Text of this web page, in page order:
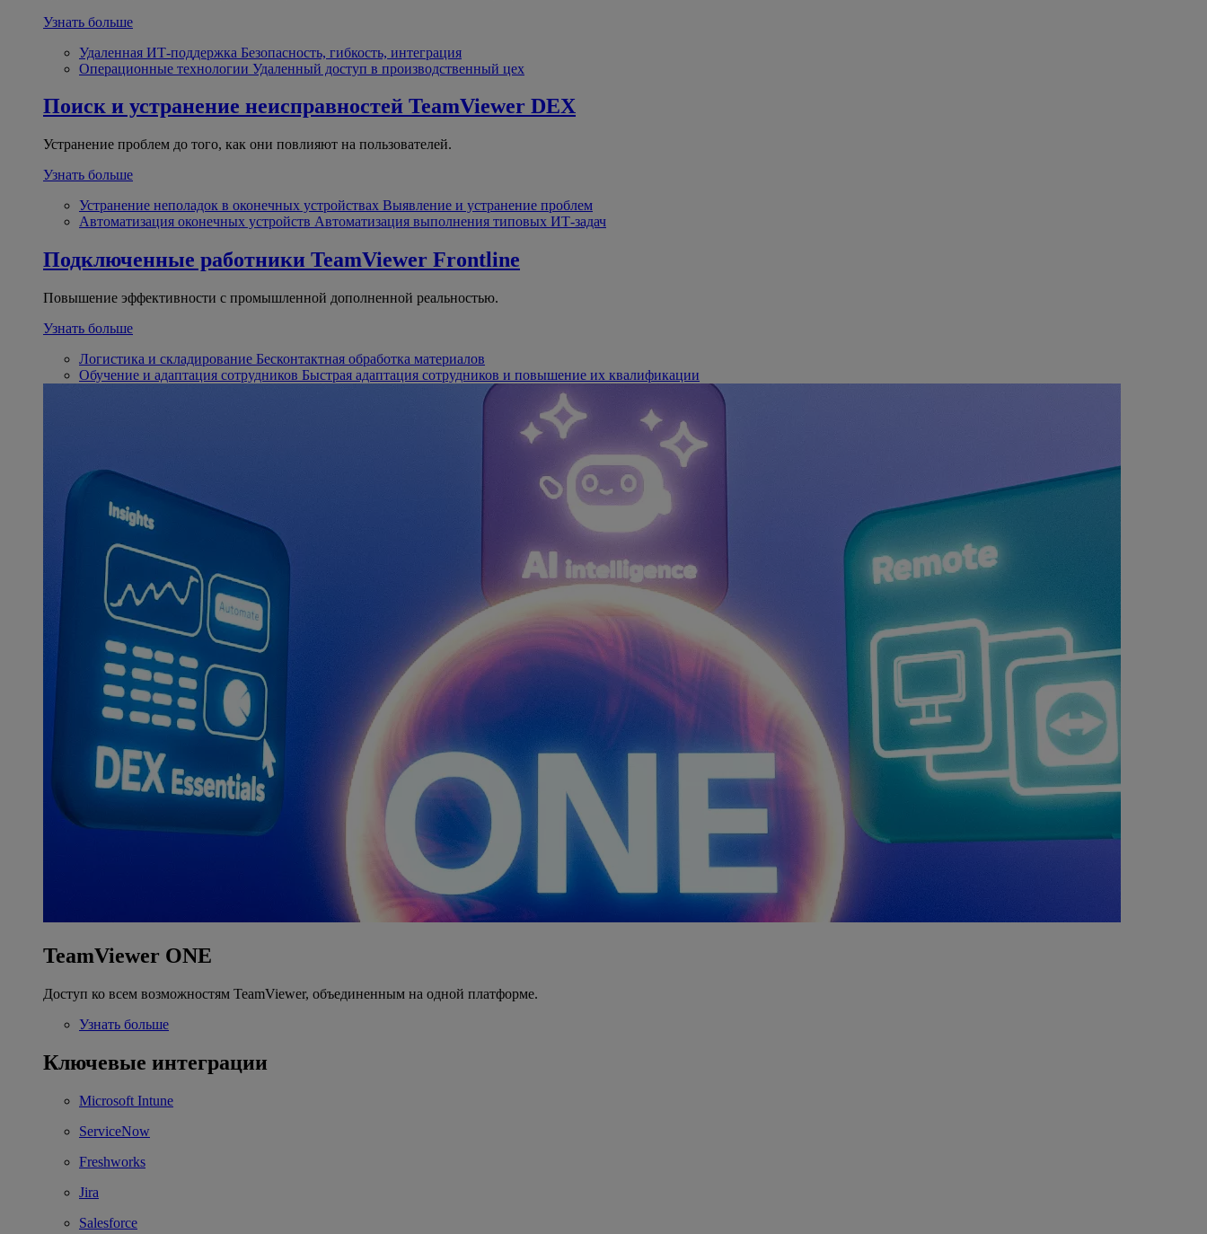
Узнать больше
Удаленная ИТ-поддержка Безопасность, гибкость, интеграция
Операционные технологии Удаленный доступ в производственный цех
Поиск и устранение неисправностей TeamViewer DEX
Устранение проблем до того, как они повлияют на пользователей.
Узнать больше
Устранение неполадок в оконечных устройствах Выявление и устранение проблем
Автоматизация оконечных устройств Автоматизация выполнения типовых ИТ-задач
Подключенные работники TeamViewer Frontline
Повышение эффективности с промышленной дополненной реальностью.
Узнать больше
Логистика и складирование Бесконтактная обработка материалов
Обучение и адаптация сотрудников Быстрая адаптация сотрудников и повышение их квалификации
TeamViewer ONE
Доступ ко всем возможностям TeamViewer, объединенным на одной платформе.
Узнать больше
Ключевые интеграции
Microsoft Intune
ServiceNow
Freshworks
Jira
Salesforce